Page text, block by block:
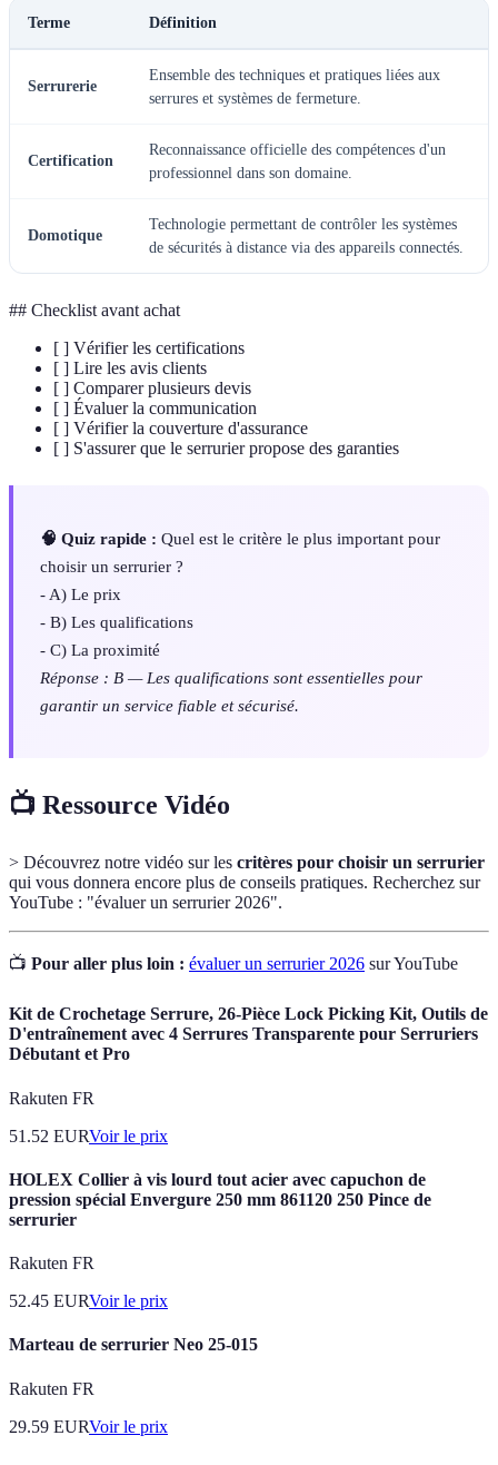
Terme Définition
Serrurerie
Ensemble des techniques et pratiques liées aux
serrures et systèmes de fermeture.
Certification
Reconnaissance officielle des compétences d'un
professionnel dans son domaine.
Domotique
Technologie permettant de contrôler les systèmes
de sécurités à distance via des appareils connectés.
## Checklist avant achat
[ ] Vérifier les certifications
[ ] Lire les avis clients
[ ] Comparer plusieurs devis
[ ] Évaluer la communication
[ ] Vérifier la couverture d'assurance
[ ] S'assurer que le serrurier propose des garanties
🧠 Quiz rapide : Quel est le critère le plus important pour
choisir un serrurier ?
- A) Le prix
- B) Les qualifications
- C) La proximité
Réponse : B — Les qualifications sont essentielles pour
garantir un service fiable et sécurisé.
📺 Ressource Vidéo
> Découvrez notre vidéo sur les critères pour choisir un serrurier
qui vous donnera encore plus de conseils pratiques. Recherchez sur
YouTube : "évaluer un serrurier 2026".
📺 Pour aller plus loin : évaluer un serrurier 2026 sur YouTube
Kit de Crochetage Serrure, 26-Pièce Lock Picking Kit, Outils de
D'entraînement avec 4 Serrures Transparente pour Serruriers
Débutant et Pro
Rakuten FR
51.52 EURVoir le prix
HOLEX Collier à vis lourd tout acier avec capuchon de
pression spécial Envergure 250 mm 861120 250 Pince de
serrurier
Rakuten FR
52.45 EURVoir le prix
Marteau de serrurier Neo 25-015
Rakuten FR
29.59 EURVoir le prix